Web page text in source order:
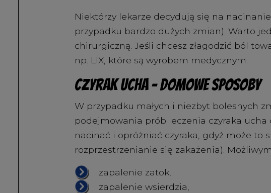
Niektórzy lekarze decydują się na
przypadku bardzo dużych zmian). Warto
chirurgiczną. Jeśli chcesz złagodzić ból
np. LIX, które są wyrobem medycznym.
Czyrak ucha – domowe sposoby
W przypadku małych i niezbyt bolesnych
podejmowania prób leczenia czyraka
nacinać i opróżniać czyraka, gdyż może
rozprzestrzenianie się zakażenia).
zapalenie zatok,
zapalenie wsierdzia,